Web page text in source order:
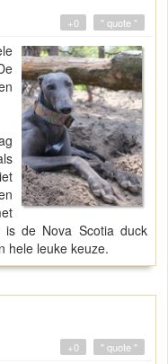
" quote "
+0
is de Nova Scotia duck
hele leuke keuze.
" quote "
+0